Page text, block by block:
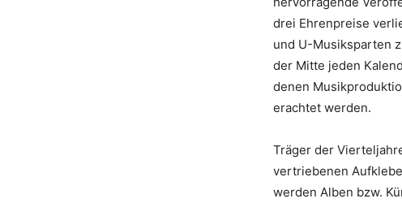
drei Ehrenpreise
und U-Musiksparten
der Mitte jeden
denen
erachtet werden.
Träger der
vertriebenen
werden Alben bzw.